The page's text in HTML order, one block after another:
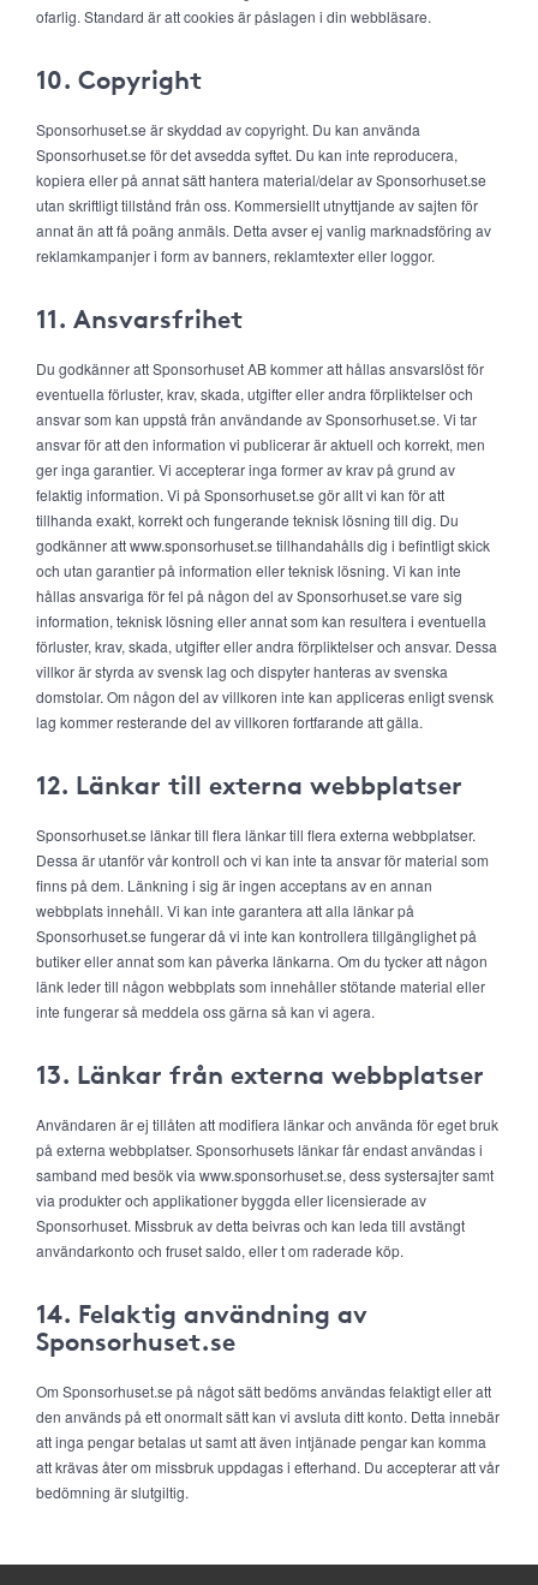
ofarlig. Standard är att cookies är påslagen i din webbläsare.
10. Copyright
Sponsorhuset.se är skyddad av copyright. Du kan använda
Sponsorhuset.se för det avsedda syftet. Du kan inte reproducera,
kopiera eller på annat sätt hantera material/delar av Sponsorhuset.se
utan skriftligt tillstånd från oss. Kommersiellt utnyttjande av sajten för
annat än att få poäng anmäls. Detta avser ej vanlig marknadsföring av
reklamkampanjer i form av banners, reklamtexter eller loggor.
11. Ansvarsfrihet
Du godkänner att Sponsorhuset AB kommer att hållas ansvarslöst för
eventuella förluster, krav, skada, utgifter eller andra förpliktelser och
ansvar som kan uppstå från användande av Sponsorhuset.se. Vi tar
ansvar för att den information vi publicerar är aktuell och korrekt, men
ger inga garantier. Vi accepterar inga former av krav på grund av
felaktig information. Vi på Sponsorhuset.se gör allt vi kan för att
tillhanda exakt, korrekt och fungerande teknisk lösning till dig. Du
godkänner att www.sponsorhuset.se tillhandahålls dig i befintligt skick
och utan garantier på information eller teknisk lösning. Vi kan inte
hållas ansvariga för fel på någon del av Sponsorhuset.se vare sig
information, teknisk lösning eller annat som kan resultera i eventuella
förluster, krav, skada, utgifter eller andra förpliktelser och ansvar. Dessa
villkor är styrda av svensk lag och dispyter hanteras av svenska
domstolar. Om någon del av villkoren inte kan appliceras enligt svensk
lag kommer resterande del av villkoren fortfarande att gälla.
12. Länkar till externa webbplatser
Sponsorhuset.se länkar till flera länkar till flera externa webbplatser.
Dessa är utanför vår kontroll och vi kan inte ta ansvar för material som
finns på dem. Länkning i sig är ingen acceptans av en annan
webbplats innehåll. Vi kan inte garantera att alla länkar på
Sponsorhuset.se fungerar då vi inte kan kontrollera tillgänglighet på
butiker eller annat som kan påverka länkarna. Om du tycker att någon
länk leder till någon webbplats som innehåller stötande material eller
inte fungerar så meddela oss gärna så kan vi agera.
13. Länkar från externa webbplatser
Användaren är ej tillåten att modifiera länkar och använda för eget bruk
på externa webbplatser. Sponsorhusets länkar får endast användas i
samband med besök via www.sponsorhuset.se, dess systersajter samt
via produkter och applikationer byggda eller licensierade av
Sponsorhuset. Missbruk av detta beivras och kan leda till avstängt
användarkonto och fruset saldo, eller t om raderade köp.
14. Felaktig användning av
Sponsorhuset.se
Om Sponsorhuset.se på något sätt bedöms användas felaktigt eller att
den används på ett onormalt sätt kan vi avsluta ditt konto. Detta innebär
att inga pengar betalas ut samt att även intjänade pengar kan komma
att krävas åter om missbruk uppdagas i efterhand. Du accepterar att vår
bedömning är slutgiltig.